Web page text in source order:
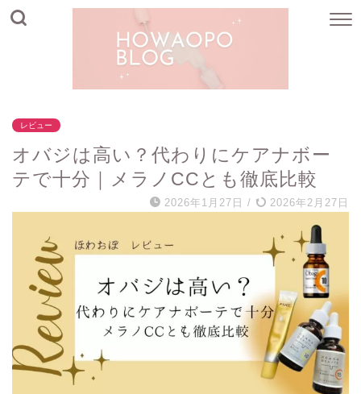
レビュー
オバジは高い？代わりにケアナボー
テで十分｜メラノCCとも徹底比較
2026年1月27日 / 2026年2月27日